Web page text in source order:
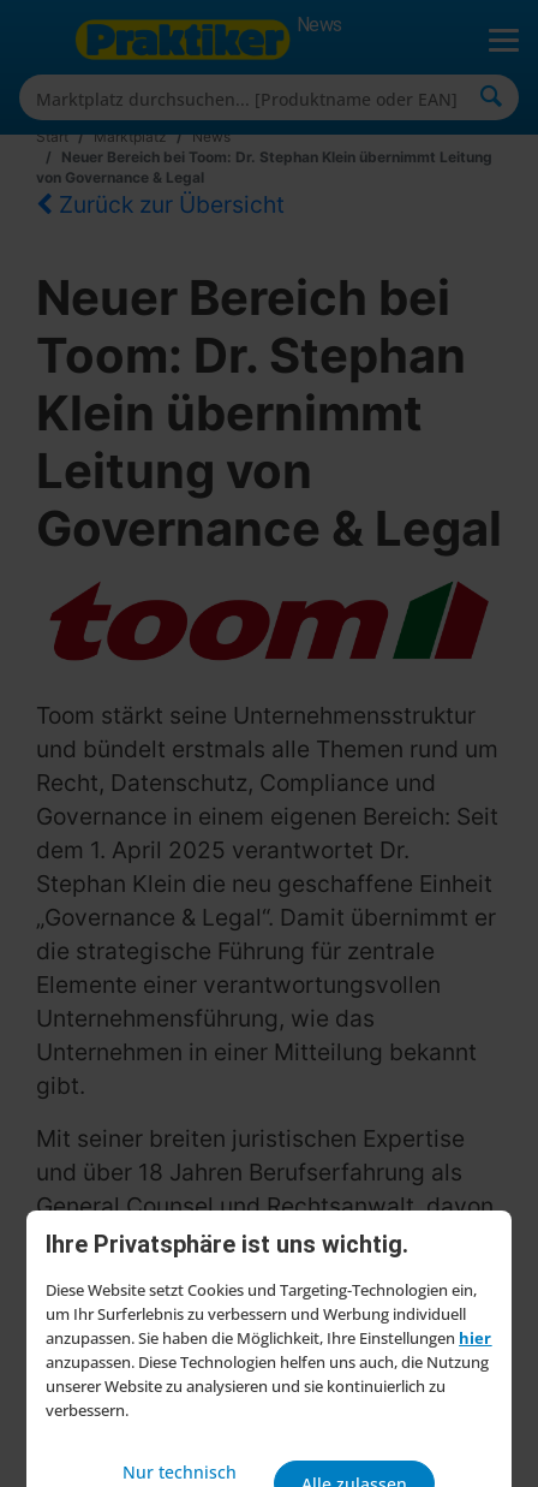
Ihre Privatsphäre ist uns wichtig.
Diese Website setzt Cookies und Targeting-Technologien ein,
um Ihr Surferlebnis zu verbessern und Werbung individuell
anzupassen. Sie haben die Möglichkeit, Ihre Einstellungen hier
anzupassen. Diese Technologien helfen uns auch, die Nutzung
unserer Website zu analysieren und sie kontinuierlich zu
verbessern.
Nur technisch
News
Start Marktplatz
News
Neuer Bereich bei Toom: Dr. Stephan Klein übernimmt Leitung
von Governance & Legal
Zurück zur Übersicht
Neuer Bereich bei
Toom: Dr. Stephan
Klein übernimmt
Leitung von
Governance & Legal
Toom stärkt seine Unternehmensstruktur
und bündelt erstmals alle Themen rund um
Recht, Datenschutz, Compliance und
Governance in einem eigenen Bereich: Seit
dem 1. April 2025 verantwortet Dr.
Stephan Klein die neu geschaffene Einheit
„Governance & Legal“. Damit übernimmt er
die strategische Führung für zentrale
Elemente einer verantwortungsvollen
Unternehmensführung, wie das
Unternehmen in einer Mitteilung bekannt
gibt.
Mit seiner breiten juristischen Expertise
und über 18 Jahren Berufserfahrung als
General Counsel und Rechtsanwalt, davon
elf Jahre in der Geschäftsleitung eines
Lebensmittelhandel, bringt Dr. Klein
fundiertes Know-how und praxisnahe
Führungserfahrung mit.
versierte Führungspersönlichkeit, die